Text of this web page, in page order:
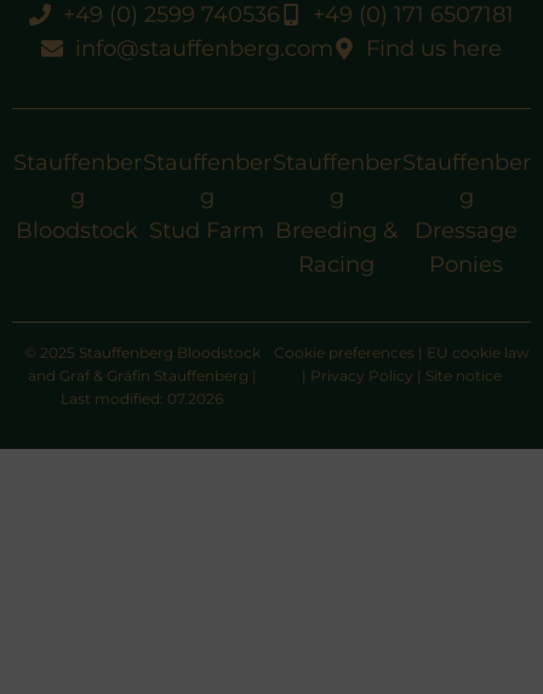
+49 (0) 2599 740536
+49 (0) 171 6507181
info@stauffenberg.com
Find us here
Stauffenber
g
Bloodstock
Stauffenber
g
Stud Farm
Stauffenber
g
Breeding &
Racing
Stauffenber
g
Dressage
Ponies
© 2025 Stauffenberg Bloodstock
and Graf & Gräfin Stauffenberg |
Last modified: 07.2026
Cookie preferences | EU cookie law
| Privacy Policy | Site notice